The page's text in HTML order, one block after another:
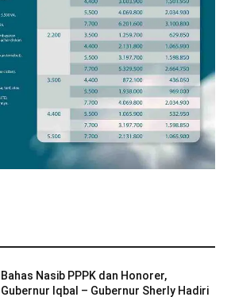
Bahas Nasib PPPK dan Honorer,
Gubernur Iqbal – Gubernur Sherly Hadiri